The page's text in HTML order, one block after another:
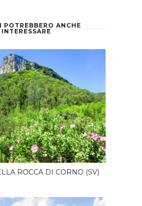
POTREBBERO ANCHE
INTERESSARE
ROCCA DI CORNO (SV)